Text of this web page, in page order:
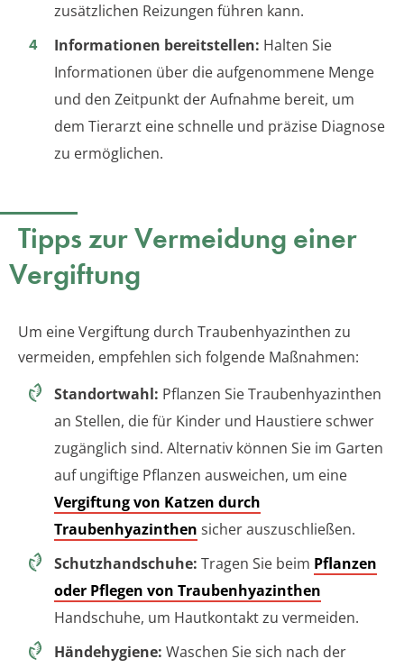
zusätzlichen Reizungen führen kann.
Informationen bereitstellen: Halten Sie
Informationen über die aufgenommene Menge
und den Zeitpunkt der Aufnahme bereit, um
dem Tierarzt eine schnelle und präzise Diagnose
zu ermöglichen.
Tipps zur Vermeidung einer
Vergiftung
Um eine Vergiftung durch Traubenhyazinthen zu
vermeiden, empfehlen sich folgende Maßnahmen:
Standortwahl: Pflanzen Sie Traubenhyazinthen
an Stellen, die für Kinder und Haustiere schwer
zugänglich sind. Alternativ können Sie im Garten
auf ungiftige Pflanzen ausweichen, um eine
Vergiftung von Katzen durch
Traubenhyazinthen sicher auszuschließen.
Schutzhandschuhe: Tragen Sie beim Pflanzen
oder Pflegen von Traubenhyazinthen
Handschuhe, um Hautkontakt zu vermeiden.
Händehygiene: Waschen Sie sich nach der